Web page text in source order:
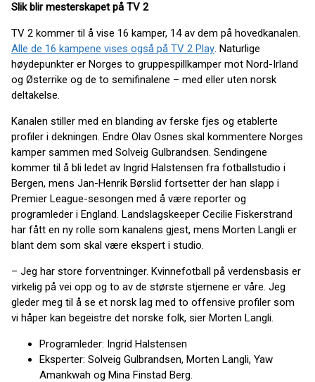
Slik blir mesterskapet på TV 2
TV 2 kommer til å vise 16 kamper, 14 av dem på hovedkanalen.
Alle de 16 kampene vises også på TV 2 Play. Naturlige
høydepunkter er Norges to gruppespillkamper mot Nord-Irland
og Østerrike og de to semifinalene – med eller uten norsk
deltakelse.
Kanalen stiller med en blanding av ferske fjes og etablerte
profiler i dekningen. Endre Olav Osnes skal kommentere Norges
kamper sammen med Solveig Gulbrandsen. Sendingene
kommer til å bli ledet av Ingrid Halstensen fra fotballstudio i
Bergen, mens Jan-Henrik Børslid fortsetter der han slapp i
Premier League-sesongen med å være reporter og
programleder i England. Landslagskeeper Cecilie Fiskerstrand
har fått en ny rolle som kanalens gjest, mens Morten Langli er
blant dem som skal være ekspert i studio.
– Jeg har store forventninger. Kvinnefotball på verdensbasis er
virkelig på vei opp og to av de største stjernene er våre. Jeg
gleder meg til å se et norsk lag med to offensive profiler som
vi håper kan begeistre det norske folk, sier Morten Langli.
Programleder: Ingrid Halstensen
Eksperter: Solveig Gulbrandsen, Morten Langli, Yaw
Amankwah og Mina Finstad Berg.